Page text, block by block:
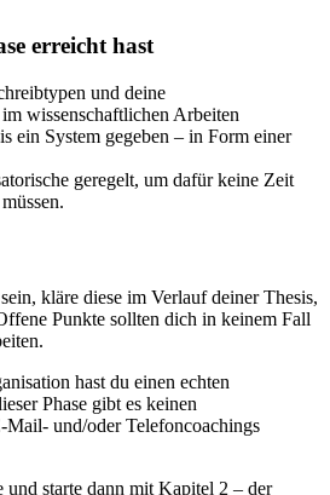
erreicht hast
und deine
wissenschaftlichen Arbeiten
ein System gegeben – in Form einer
geregelt, um dafür keine Zeit
kläre diese im Verlauf deiner Thesis,
Punkte sollten dich in keinem Fall
hast du einen echten
Phase gibt es keinen
und/oder Telefoncoachings
und starte dann mit Kapitel 2 – der